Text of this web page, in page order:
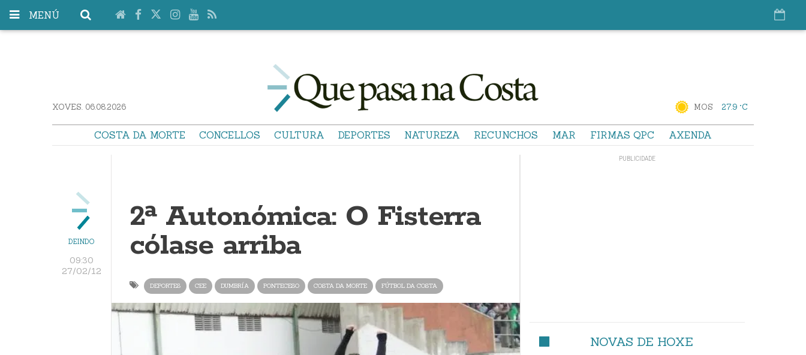
MENÚ
XOVES. 06.08.2026 MOS 27.9 °C
COSTA DA MORTE CONCELLOS CULTURA DEPORTES NATUREZA RECUNCHOS MAR FIRMAS QPC AXENDA
DEINDO
09:30
27/02/12
2ª Autonómica: O Fisterra
cólase arriba
DEPORTES CEE DUMBRÍA PONTECESO COSTA DA MORTE FÚTBOL DA COSTA
NOVAS DE HOXE